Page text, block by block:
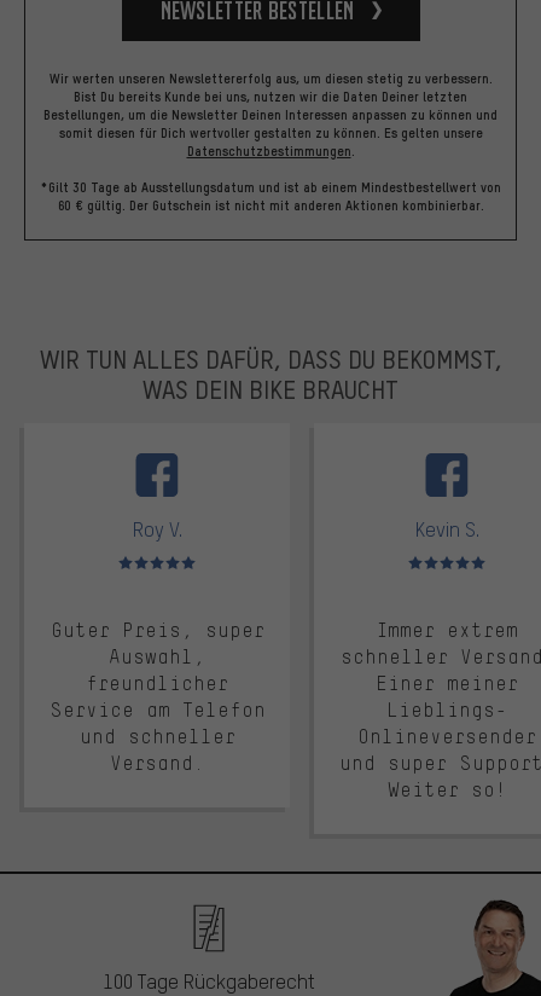
Newsletter bestellen
Wir werten unseren Newslettererfolg aus, um diesen stetig zu verbessern.
Bist Du bereits Kunde bei uns, nutzen wir die Daten Deiner letzten
Bestellungen, um die Newsletter Deinen Interessen anpassen zu können und
somit diesen für Dich wertvoller gestalten zu können. Es gelten unsere
Datenschutzbestimmungen.
*Gilt 30 Tage ab Ausstellungsdatum und ist ab einem Mindestbestellwert von
60 € gültig. Der Gutschein ist nicht mit anderen Aktionen kombinierbar.
WIR TUN ALLES DAFÜR, DASS DU BEKOMMST,
WAS DEIN BIKE BRAUCHT
Roy V.
Bewertungen: 5 von 5
Guter Preis, super
Auswahl,
freundlicher
Service am Telefon
und schneller
Versand.
Kevin S.
Bewertungen: 5 von 5
Immer extrem
schneller
Einer meiner
Lieblings-
Onlineversender
und super
Weiter so!
100 Tage Rückgaberecht